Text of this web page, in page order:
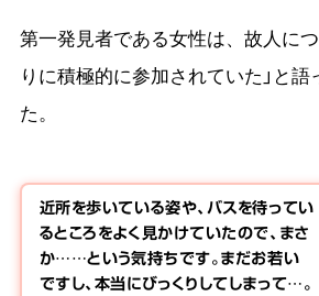
第一発見者である女性は、故人に
りに積極的に参加されていた」と
た。
近所を歩いている姿や、バスを待ってい
るところをよく見かけていたので、まさ
か……という気持ちです。まだお若い
ですし、本当にびっくりしてしまって…。